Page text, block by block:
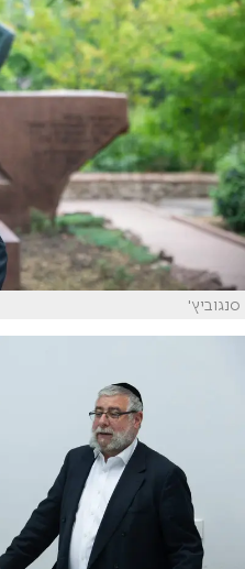
סנגוביץ'